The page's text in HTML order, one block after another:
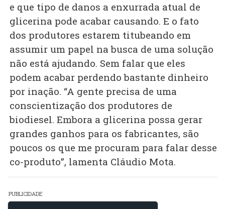
e que tipo de danos a enxurrada atual de
glicerina pode acabar causando. E o fato
dos produtores estarem titubeando em
assumir um papel na busca de uma solução
não está ajudando. Sem falar que eles
podem acabar perdendo bastante dinheiro
por inação. “A gente precisa de uma
conscientização dos produtores de
biodiesel. Embora a glicerina possa gerar
grandes ganhos para os fabricantes, são
poucos os que me procuram para falar desse
co-produto”, lamenta Cláudio Mota.
PUBLICIDADE